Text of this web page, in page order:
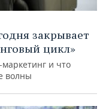
закрывает
цикл»
и что
волны